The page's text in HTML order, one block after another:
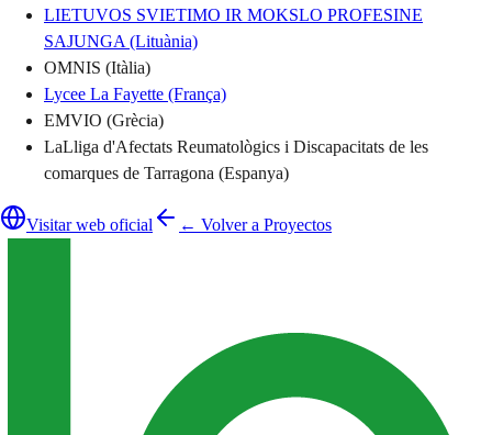
LIETUVOS SVIETIMO IR MOKSLO PROFESINE
SAJUNGA (Lituània)
OMNIS (Itàlia)
Lycee La Fayette (França)
EMVIO (Grècia)
LaLliga d'Afectats Reumatològics i Discapacitats de les
comarques de Tarragona (Espanya)
Visitar web oficial ← Volver a Proyectos